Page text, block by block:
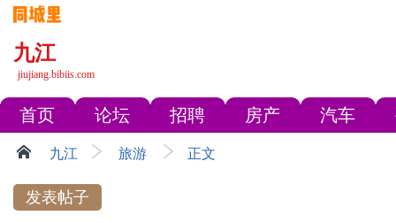
九江
jiujiang.bibiis.com
首页 论坛 招聘 房产 汽车
九江 旅游 正文
发表帖子